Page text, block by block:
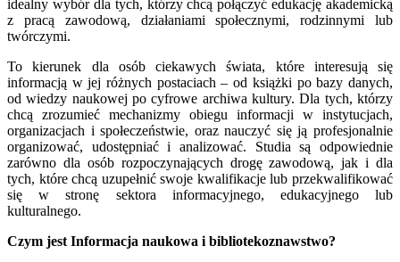
idealny wybór dla tych, którzy chcą połączyć edukację akademicką
z pracą zawodową, działaniami społecznymi, rodzinnymi lub
twórczymi.
To kierunek dla osób ciekawych świata, które interesują się
informacją w jej różnych postaciach – od książki po bazy danych,
od wiedzy naukowej po cyfrowe archiwa kultury. Dla tych, którzy
chcą zrozumieć mechanizmy obiegu informacji w instytucjach,
organizacjach i społeczeństwie, oraz nauczyć się ją profesjonalnie
organizować, udostępniać i analizować. Studia są odpowiednie
zarówno dla osób rozpoczynających drogę zawodową, jak i dla
tych, które chcą uzupełnić swoje kwalifikacje lub przekwalifikować
się w stronę sektora informacyjnego, edukacyjnego lub
kulturalnego.
Czym jest Informacja naukowa i bibliotekoznawstwo?